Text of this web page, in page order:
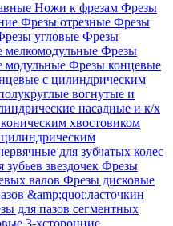
Ножи к фрезам Фрезы
Фрезы отрезные Фрезы
угловые Фрезы
мелкомодульные Фрезы
модульные Фрезы концевые
с цилиндрическим
вогнутые и
насадные и к/х
хвостовиком
для зубчатых колес
звездочек Фрезы
валов Фрезы дисковые
&amp;quot;ласточкин
для пазов сегментных
3-хсторонние